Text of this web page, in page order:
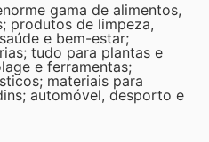
gama de alimentos,
produtos de limpeza,
e bem-estar;
tudo para plantas e
e ferramentas;
materiais para
automóvel, desporto e